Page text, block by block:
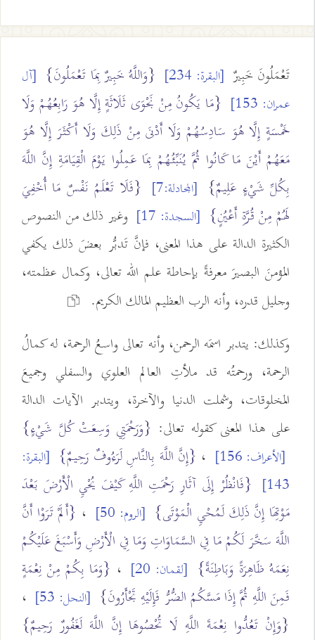
تَعْمَلُونَ خَبِيرٌ [البقرة: 234] {وَاللَّهُ خَبِيرٌ بِمَا تَعْمَلُونَ} [آل
عمران: 153]
{مَا يَكُونُ مِنْ نَجْوَى ثَلَاثَةٍ إِلَّا هُوَ رَابِعُهُمْ وَلَا
خَمْسَةٍ إِلَّا هُوَ سَادِسُهُمْ وَلَا أَدْنَى مِنْ ذَلِكَ وَلَا أَكْثَرَ إِلَّا هُوَ
مَعَهُمْ أَيْنَ مَا كَانُوا ثُمَّ يُنَبِّئُهُمْ بِمَا عَمِلُوا يَوْمَ الْقِيَامَةِ إِنَّ اللَّهَ
بِكُلِّ شَيْءٍ عَلِيمٌ} [المجادلة:7]
{فَلَا تَعْلَمُ نَفْسٌ مَا أُخْفِيَ
لَهُمْ مِنْ قُرَّةِ أَعْيُنٍ} [السجدة: 17]
وغير ذلك من النصوص
الكثيرة الدالة على هذا المعنى، فإنَّ تَدبُّر بعضَ ذلك يكفي
المؤمنَ البصيرَ معرفةً بإحاطة علم الله تعالى، وكمال عظمته،
وجليل قدره، وأنه الرب العظيم المالك الكريم.
وكذلك: يتدبر اسمَه الرحمن، وأنه تعالى واسعُ الرحمة، له كمالُ
الرحمة، ورحمتُه قد ملأتِ العالم العلوي والسفلي وجميعَ
المخلوقات، وشملت الدنيا والآخرة، ويتدبر الآيات الدالة
على هذا المعنى كقوله تعالى: {وَرَحْمَتِي وَسِعَتْ كُلَّ شَيْءٍ}
[الأعراف: 156] ، {إِنَّ اللَّهَ بِالنَّاسِ لَرَءُوفٌ رَحِيمٌ} [البقرة:
143]
{فَانْظُرْ إِلَى آثَارِ رَحْمَتِ اللَّهِ كَيْفَ يُحْيِ الْأَرْضَ بَعْدَ
مَوْتِهَا إِنَّ ذَلِكَ لَمُحْيِ الْمَوْتَى} [الروم: 50] ، {أَلَمْ تَرَوْا أَنَّ
اللَّهَ سَخَّرَ لَكُمْ مَا فِي السَّمَاوَاتِ وَمَا فِي الْأَرْضِ وَأَسْبَغَ عَلَيْكُمْ
نِعَمَهُ ظَاهِرَةً وَبَاطِنَةً} [لقمان: 20] ، {وَمَا بِكُمْ مِنْ نِعْمَةٍ
فَمِنَ اللَّهِ ثُمَّ إِذَا مَسَّكُمُ الضُّرُّ فَإِلَيْهِ تَجْأَرُونَ} [النحل: 53]
،
{وَإِنْ تَعُدُّوا نِعْمَةَ اللَّهِ لَا تُحْصُوهَا إِنَّ اللَّهَ لَغَفُورٌ رَحِيمٌ}